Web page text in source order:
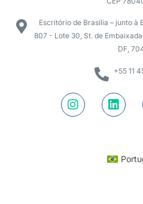
Escritório de Brasília – junto à
807 - Lote 30, St. de
DF,
+55 11